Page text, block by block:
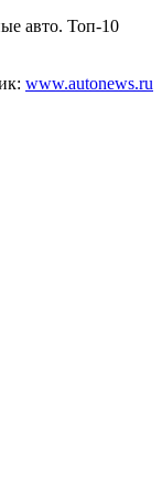
авто. Топ-10
www.autonews.ru